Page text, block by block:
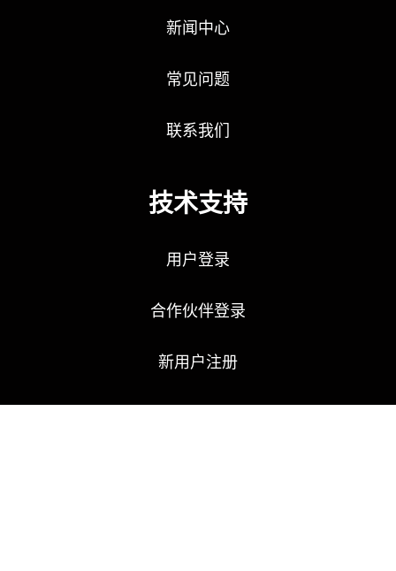
新闻中心
常见问题
联系我们
技术支持
用户登录
合作伙伴登录
新用户注册